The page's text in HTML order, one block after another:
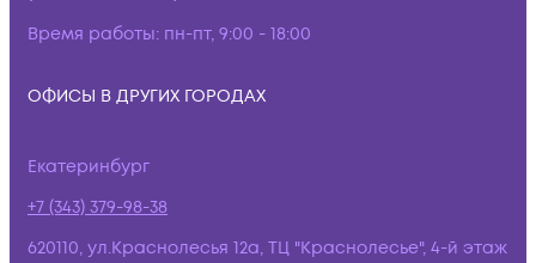
Время работы: пн-пт, 9:00 - 18:00
ОФИСЫ В ДРУГИХ ГОРОДАХ
Екатеринбург
+7 (343) 379-98-38
620110, ул.Краснолесья 12а, ТЦ "Краснолесье", 4-й этаж